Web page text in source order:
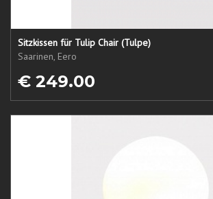
Sitzkissen für Tulip Chair (Tulpe)
Saarinen, Eero
€ 249.00